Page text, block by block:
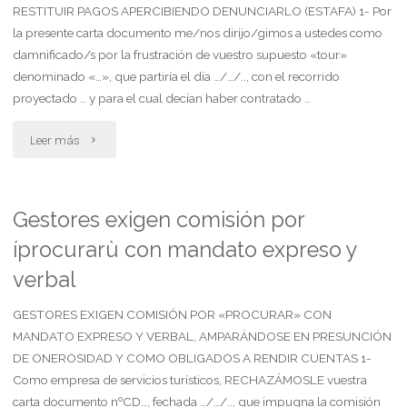
cálculo
art.
la
ley
del
decr.
RESTITUIR PAGOS APERCIBIENDO DENUNCIARLO (ESTAFA) 1- Por
la presente carta documento me/nos dirijo/gimos a ustedes como
damnificado/s por la frustración de vuestro supuesto «tour»
denominado «…», que partiría el día …/…/.., con el recorrido
proyectado … y para el cual decían haber contratado …
Leer más "Adquirentes
engañados
agente,
intiman
Gestores exigen comisión por
íprocurarù con mandato expreso y
verbal
GESTORES EXIGEN COMISIÓN POR «PROCURAR» CON
MANDATO EXPRESO Y VERBAL, AMPARÁNDOSE EN PRESUNCIÓN
DE ONEROSIDAD Y COMO OBLIGADOS A RENDIR CUENTAS 1-
Como empresa de servicios turísticos, RECHAZÁMOSLE vuestra
carta documento nºCD…, fechada …/…/.., que impugna la comisión